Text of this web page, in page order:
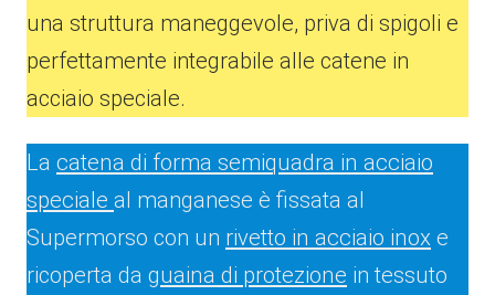
una struttura maneggevole, priva di spigoli e
perfettamente integrabile alle catene in
acciaio speciale.
La catena di forma semiquadra in acciaio
speciale al manganese è fissata al
Supermorso con un rivetto in acciaio inox e
ricoperta da guaina di protezione in tessuto